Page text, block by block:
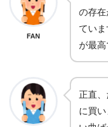
FAN
の存
てい
が最高
正直
に買